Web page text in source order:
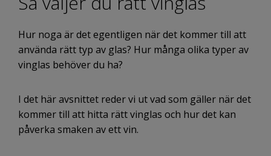
Hur noga är det egentligen när det kommer till att
använda rätt typ av glas? Hur många olika typer av
vinglas behöver du ha?
I det här avsnittet reder vi ut vad som gäller när det
kommer till att hitta rätt vinglas och hur det kan
påverka smaken av ett vin.